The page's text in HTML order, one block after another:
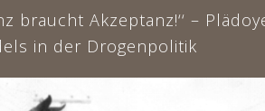
braucht Akzeptanz!‘‘ –
in der Drogenpolitik